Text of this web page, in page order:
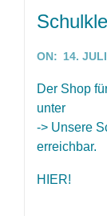
2025-
14
ON: 14.
Der Shop
unter
-> Unsere
erreichbar.
HIER!